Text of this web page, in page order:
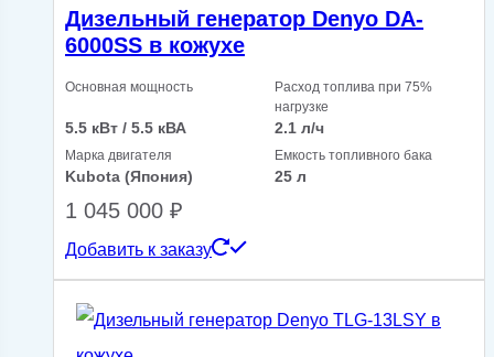
Дизельный генератор Denyo DA-
6000SS в кожухе
Основная мощность
5.5 кВт / 5.5 кВА
Расход топлива при 75%
нагрузке
2.1 л/ч
Марка двигателя
Kubota (Япония)
Емкость топливного бака
25 л
1 045 000 ₽
Добавить к заказу